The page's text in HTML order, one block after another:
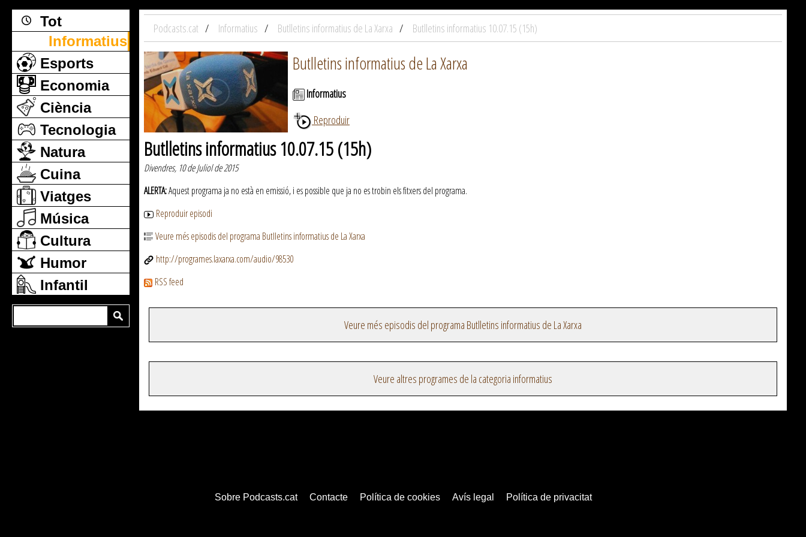
Tot
Informatius
Esports
Economia
Ciència
Tecnologia
Natura
Cuina
Viatges
Música
Cultura
Humor
Infantil
Podcasts.cat Informatius Butlletins informatius de La Xarxa Butlletins informatius 10.07.15 (15h)
Butlletins informatius de La Xarxa
Informatius
Reproduir
Butlletins informatius 10.07.15 (15h)
Divendres, 10 de Juliol de 2015
ALERTA:Aquest programa ja no està en emissió, i es possible que ja no es trobin els fitxers del programa.
Reproduir episodi
Veure més episodis del programa Butlletins informatius de La Xarxa
http://programes.laxarxa.com/audio/98530
RSS feed
Veure més episodis del programa Butlletins informatius de La Xarxa
Veure altres programes de la categoria informatius
Sobre Podcasts.cat Contacte Política de cookies Avís legal Política de privacitat